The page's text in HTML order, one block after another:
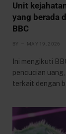
Unit
yang berada
BBC
BY MAY 19, 2026
Ini mengikuti
pencucian
terkait dengan